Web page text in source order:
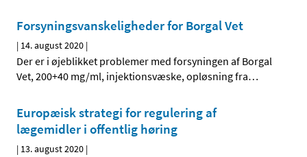
Forsyningsvanskeligheder for Borgal Vet
| 14. august 2020 |
Der er i øjeblikket problemer med forsyningen af Borgal
Vet, 200+40 mg/ml, injektionsvæske, opløsning fra…
Europæisk strategi for regulering af
lægemidler i offentlig høring
| 13. august 2020 |